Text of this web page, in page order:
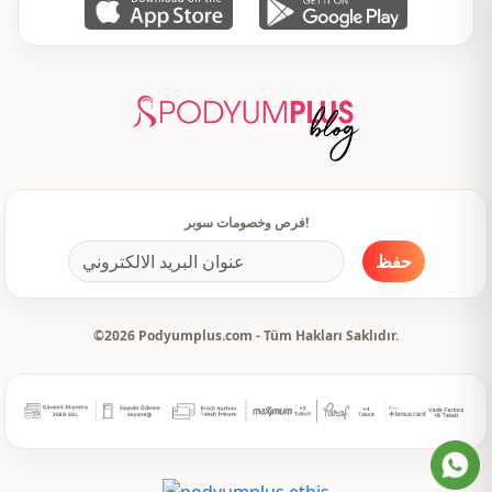
قالب عريض
كم طويل
الاستخدام يومي
فرص وخصومات سوبر!
حفظ
©2026 Podyumplus.com - Tüm Hakları Saklıdır.